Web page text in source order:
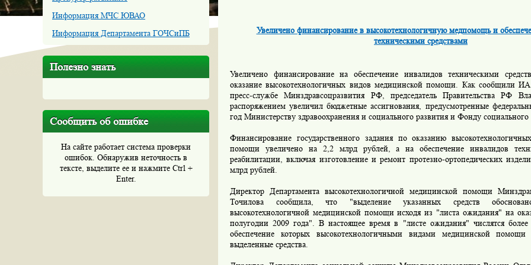
Информация МЧС ЮВАО
Информация Департамента ГОЧСиПБ
Полезно знать
Сообщить об ошибке
На сайте работает система проверки
ошибок. Обнаружив неточность в
тексте, выделите ее и нажмите Ctrl +
Enter.
Увеличено финансирование в высокотехнологичную медпомощь и
техническими средствами
Увеличено финансирование на обеспечение инвалидов техническими
оказание высокотехнологичных видов медицинской помощи. Как сообщили
пресс-службе Минздравсоцразвития РФ, председатель Правительства РФ
распоряжением увеличил бюджетные ассигнования, предусмотренные
год Министерству здравоохранения и социального развития и Фонду
Финансирование государственного задания по оказанию
помощи увеличено на 2,2 млрд рублей, а на обеспечение инвалидов
реабилитации, включая изготовление и ремонт протезно-ортопедических
млрд рублей.
Директор Департамента высокотехнологичной медицинской помощи
Точилова сообщила, что "выделение указанных средств
высокотехнологичной медицинской помощи исходя из "листа ожидания" на
полугодии 2009 года". В настоящее время в "листе ожидания" числятся
обеспечение которых высокотехнологичными видами медицинской
выделенные средства.